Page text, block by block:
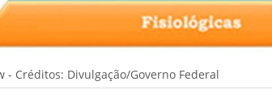
- Créditos: Divulgação/Governo Federal